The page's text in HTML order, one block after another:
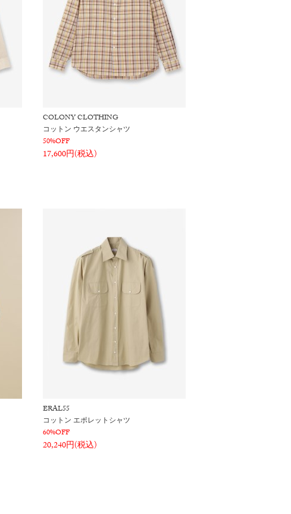
COLONY CLOTHING
コットン ウエスタンシャツ
50%OFF
17,600円(税込)
ERAL55
コットン エポレットシャツ
60%OFF
20,240円(税込)